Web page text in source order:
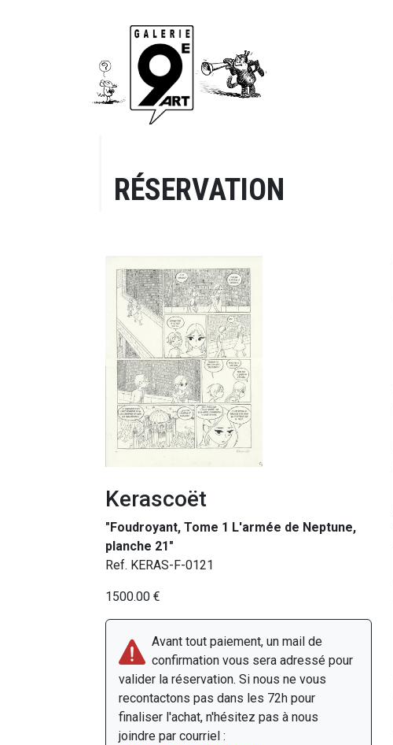
RÉSERVATION
Kerascoët
"Foudroyant, Tome 1 L'armée de Neptune,
planche 21"
Ref. KERAS-F-0121
1500.00 €
Avant tout paiement, un mail de
confirmation vous sera adressé pour
valider la réservation. Si nous ne vous
recontactons pas dans les 72h pour
finaliser l'achat, n'hésitez pas à nous
joindre par courriel :